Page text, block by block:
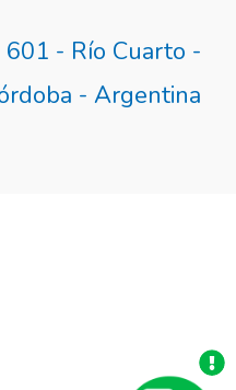
601 - Río Cuarto -
- Argentina